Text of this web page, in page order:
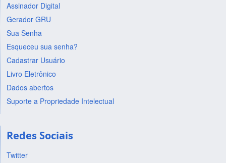
Assinador Digital
Gerador GRU
Sua Senha
Esqueceu sua senha?
Cadastrar Usuário
Livro Eletrônico
Dados abertos
Suporte a Propriedade Intelectual
Redes Sociais
Twitter